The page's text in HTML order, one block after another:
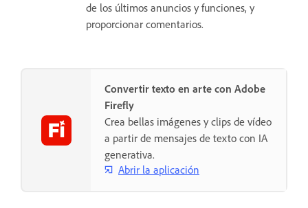
de los últimos anuncios y funciones, y
proporcionar comentarios.
Convertir texto en arte con Adobe
Firefly
Crea bellas imágenes y clips de vídeo
a partir de mensajes de texto con IA
generativa.
Abrir la aplicación